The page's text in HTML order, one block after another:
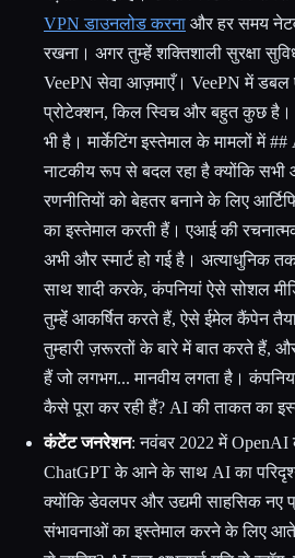
VPN डाउनलोड करना और हर समय
रखना। अगर तुम्हेंं शक्तिशाली सुरक्षा
VeePN सेवा आज़माएँ। VeePN में डबल
प्रोटेक्शन, किल स्विच और बहुत कुछ है।
भी है। मार्केटिंग इस्तेमाल के मामलों में ##
नाटकीय रूप से बदल रहा है क्योंकि सभी
रणनीतियों को बेहतर बनाने के लिए
का इस्तेमाल करती हैं। एआई की रचनात्मक
अभी और स्मार्ट हो गई है। अत्याधुनिक
साथ शादी करके, कंपनियां ऐसे सोशल
तुम्हेंं आकर्षित करते हैं, ऐसे ईमेल कैंपेन
तुम्हारी ज़रूरतों के बारे में बात करते हैं,
हैं जो लगभग... मानवीय लगता है।
कैसे पूरा कर रही हैं? AI की ताकत का
कंटेंट जनरेशन: नवंबर 2022 में OpenAI
ChatGPT के आने के साथ AI का
क्योंकि डेवलपर और उद्यमी साहसिक नए
संभावनाओं का इस्तेमाल करने के लिए आते